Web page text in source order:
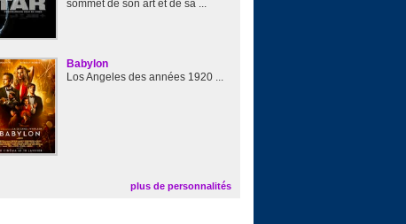
sommet de son art et de sa ...
Babylon
Los Angeles des années 1920 ...
plus de personnalités